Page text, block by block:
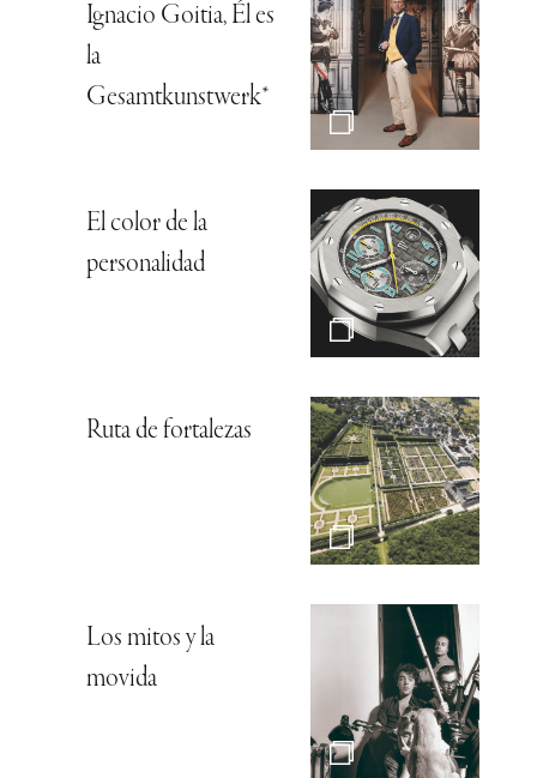
Ignacio Goitia, Él es
la
Gesamtkunstwerk*
El color de la
personalidad
Ruta de fortalezas
Los mitos y la
movida